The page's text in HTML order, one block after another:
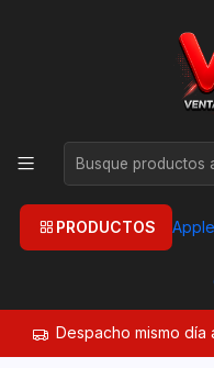
PRODUCTOS
Despacho mismo día